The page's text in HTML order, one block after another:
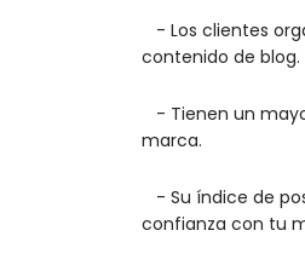
- Los clientes
contenido de blog.
- Tienen un
marca.
- Su índice de
confianza con tu